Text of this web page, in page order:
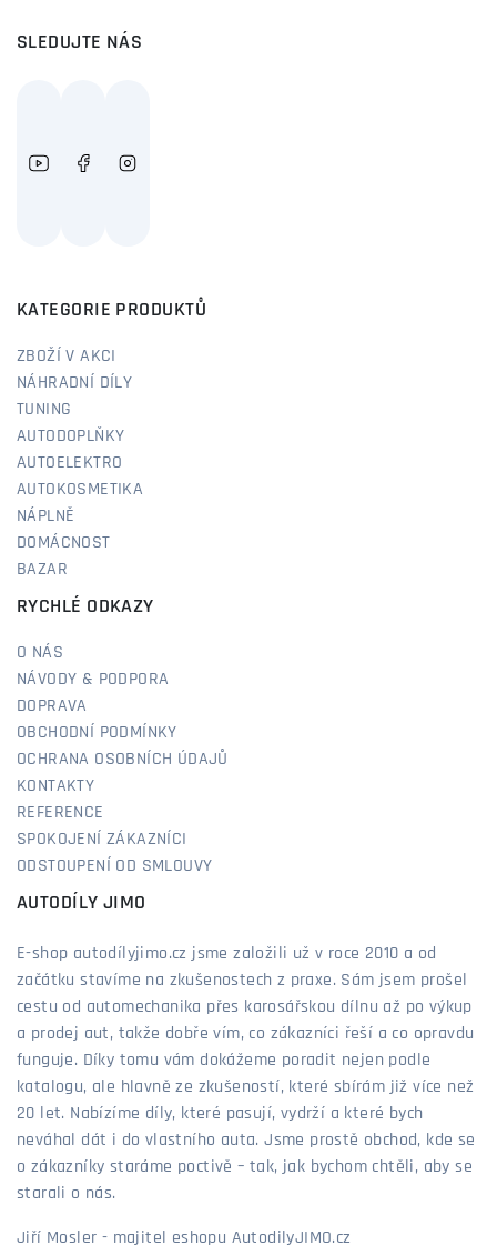
SLEDUJTE NÁS
KATEGORIE PRODUKTŮ
ZBOŽÍ V AKCI
NÁHRADNÍ DÍLY
TUNING
AUTODOPLŇKY
AUTOELEKTRO
AUTOKOSMETIKA
NÁPLNĚ
DOMÁCNOST
BAZAR
RYCHLÉ ODKAZY
O NÁS
NÁVODY & PODPORA
DOPRAVA
OBCHODNÍ PODMÍNKY
OCHRANA OSOBNÍCH ÚDAJŮ
KONTAKTY
REFERENCE
SPOKOJENÍ ZÁKAZNÍCI
ODSTOUPENÍ OD SMLOUVY
AUTODÍLY JIMO
E-shop autodílyjimo.cz jsme založili už v roce 2010 a od
začátku stavíme na zkušenostech z praxe. Sám jsem prošel
cestu od automechanika přes karosářskou dílnu až po výkup
a prodej aut, takže dobře vím, co zákazníci řeší a co opravdu
funguje. Díky tomu vám dokážeme poradit nejen podle
katalogu, ale hlavně ze zkušeností, které sbírám již více než
20 let. Nabízíme díly, které pasují, vydrží a které bych
neváhal dát i do vlastního auta. Jsme prostě obchod, kde se
o zákazníky staráme poctivě – tak, jak bychom chtěli, aby se
starali o nás.
Jiří Mosler - majitel eshopu AutodilyJIMO.cz